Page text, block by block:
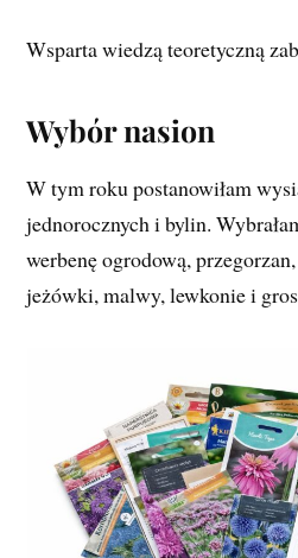
Wsparta wiedzą teoretyczną
Wybór nasion
W tym roku postanowiłam
jednorocznych i bylin.
werbenę ogrodową,
jeżówki, malwy, lewkonie i